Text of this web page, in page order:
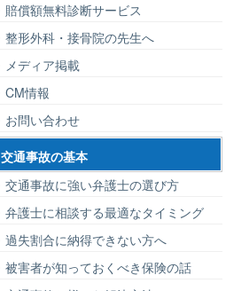
賠償額無料診断サービス
整形外科・接骨院の先生へ
メディア掲載
CM情報
お問い合わせ
交通事故の基本
交通事故に強い弁護士の選び方
弁護士に相談する最適なタイミング
過失割合に納得できない方へ
被害者が知っておくべき保険の話